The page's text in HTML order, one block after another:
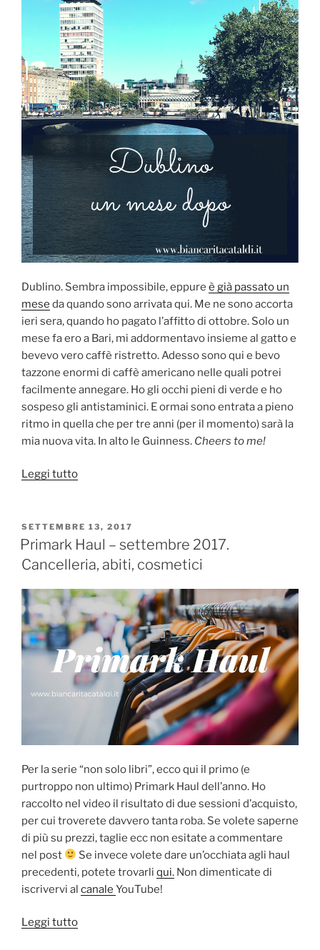
Dublino,
tra
bar,
parchi
e
università”
Dublino. Sembra impossibile, eppure è già passato un
mese da quando sono arrivata qui. Me ne sono accorta
ieri sera, quando ho pagato l’affitto di ottobre. Solo un
mese fa ero a Bari, mi addormentavo insieme al gatto e
bevevo vero caffè ristretto. Adesso sono qui e bevo
tazzone enormi di caffè americano nelle quali potrei
facilmente annegare. Ho gli occhi pieni di verde e ho
sospeso gli antistaminici. E ormai sono entrata a pieno
ritmo in quella che per tre anni (per il momento) sarà la
mia nuova vita. In alto le Guinness. Cheers to me!
Leggi tutto“Dublino,
dopo
–
Diario.”
PUBBLICATO
IL
SETTEMBRE 13, 2017
Primark Haul – settembre 2017.
Cancelleria, abiti, cosmetici
Per la serie “non solo libri”, ecco qui il primo (e
purtroppo non ultimo) Primark Haul dell’anno. Ho
raccolto nel video il risultato di due sessioni d’acquisto,
per cui troverete davvero tanta roba. Se volete saperne
di più su prezzi, taglie ecc non esitate a commentare
nel post
Se invece volete dare un’occhiata agli haul
precedenti, potete trovarli qui. Non dimenticate di
iscrivervi al canale YouTube!
Leggi tutto“Primark